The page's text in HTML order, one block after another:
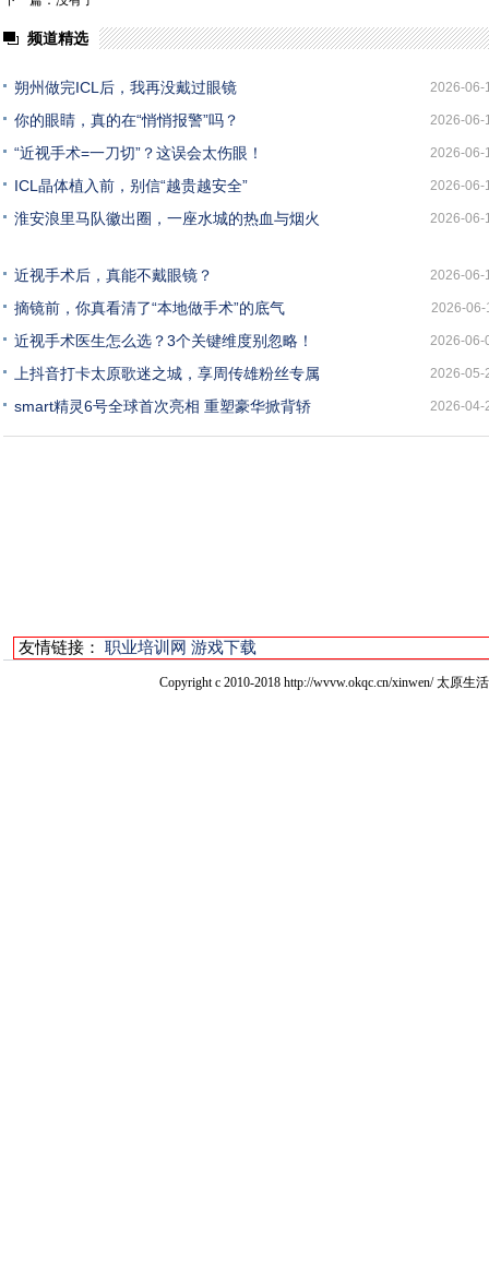
频道精选
朔州做完ICL后，我再没戴过眼镜 2026-06-
你的眼睛，真的在“悄悄报警”吗？ 2026-06-
“近视手术=一刀切”？这误会太伤眼！ 2026-06-
ICL晶体植入前，别信“越贵越安全” 2026-06-
淮安浪里马队徽出圈，一座水城的热血与烟火 2026-06-
近视手术后，真能不戴眼镜？ 2026-06-
摘镜前，你真看清了“本地做手术”的底气 2026-06-
近视手术医生怎么选？3个关键维度别忽略！ 2026-06-
上抖音打卡太原歌迷之城，享周传雄粉丝专属 2026-05-
smart精灵6号全球首次亮相 重塑豪华掀背轿 2026-04-
友情链接： 职业培训网 游戏下载
Copyright c 2010-2018 http://wvvw.okqc.cn/xinwen/ 太原